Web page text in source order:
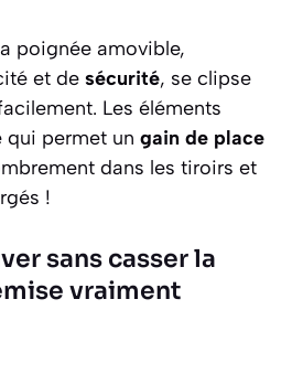
poignée amovible,
et de sécurité, se clipse
Les éléments
qui permet un gain de place
dans les tiroirs et
!
sans casser la
vraiment